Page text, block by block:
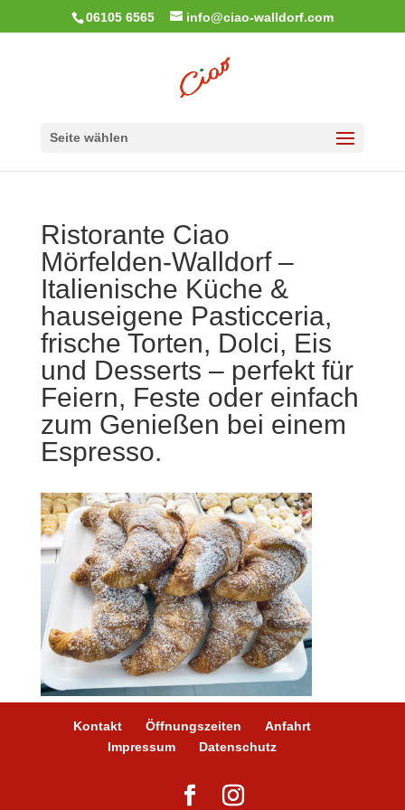
06105 6565 info@ciao-walldorf.com
Seite wählen
Ristorante Ciao
Mörfelden-Walldorf –
Italienische Küche &
hauseigene Pasticceria,
frische Torten, Dolci, Eis
und Desserts – perfekt für
Feiern, Feste oder einfach
zum Genießen bei einem
Espresso.
Kontakt Öffnungszeiten
Anfahrt
Impressum
Datenschutz